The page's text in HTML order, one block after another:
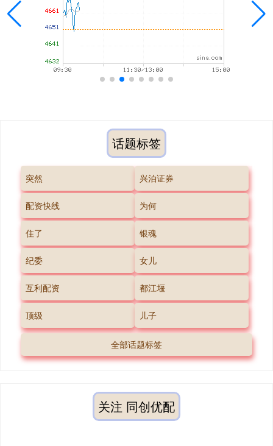
话题标签
突然 兴泊证券
配资快线 为何
住了 银魂
纪委 女儿
互利配资 都江堰
顶级 儿子
全部话题标签
关注 同创优配